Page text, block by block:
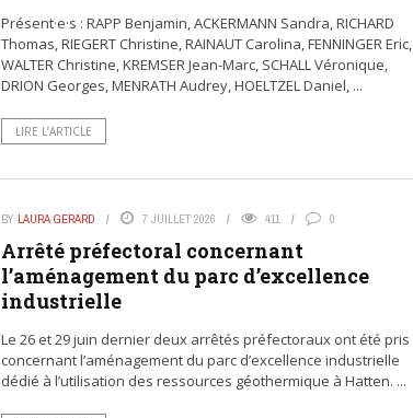
Présent·e·s : RAPP Benjamin, ACKERMANN Sandra, RICHARD
Thomas, RIEGERT Christine, RAINAUT Carolina, FENNINGER Eric,
WALTER Christine, KREMSER Jean-Marc, SCHALL Véronique,
DRION Georges, MENRATH Audrey, HOELTZEL Daniel, ...
LIRE L’ARTICLE
BY LAURA GERARD 7 JUILLET 2026 411 0
Arrêté préfectoral concernant
l’aménagement du parc d’excellence
industrielle
Le 26 et 29 juin dernier deux arrêtés préfectoraux ont été pris
concernant l’aménagement du parc d’excellence industrielle
dédié à l’utilisation des ressources géothermique à Hatten. ...